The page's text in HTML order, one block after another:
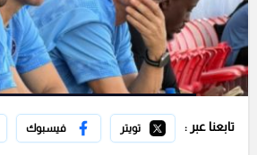
تابعنا عبر : تويتر فيسبوك